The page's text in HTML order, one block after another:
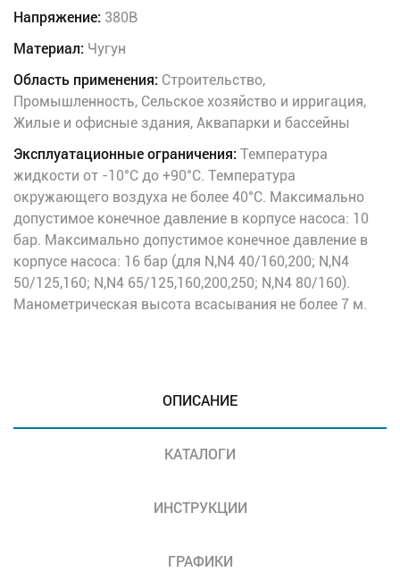
Напряжение: 380В
Материал: Чугун
Область применения: Строительство,
Промышленность, Сельское хозяйство и ирригация,
Жилые и офисные здания, Аквапарки и бассейны
Эксплуатационные ограничения: Температура
жидкости от -10°C до +90°C. Температура
окружающего воздуха не более 40°C. Максимально
допустимое конечное давление в корпусе насоса: 10
бар. Максимально допустимое конечное давление в
корпусе насоса: 16 бар (для N,N4 40/160,200; N,N4
50/125,160; N,N4 65/125,160,200,250; N,N4 80/160).
Манометрическая высота всасывания не более 7 м.
ОПИСАНИЕ
КАТАЛОГИ
ИНСТРУКЦИИ
ГРАФИКИ